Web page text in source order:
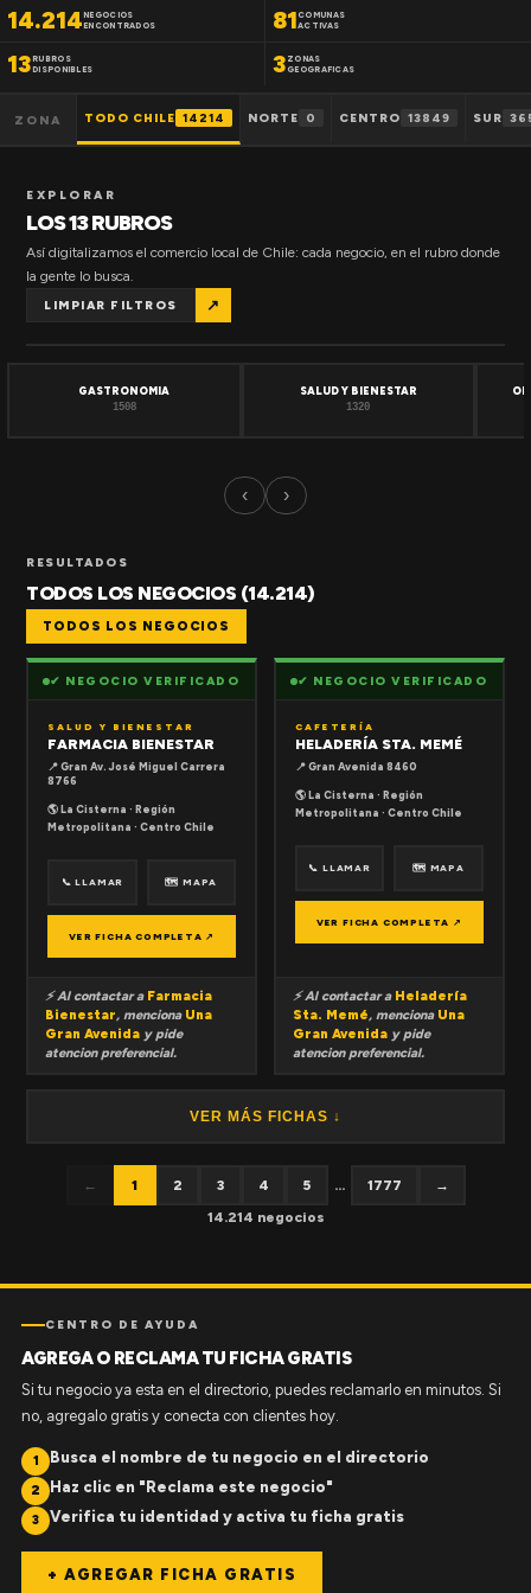
14.214NEGOCIOS
ENCONTRADOS
81 COMUNAS
ACTIVAS
13RUBROS
DISPONIBLES
3 ZONAS
GEOGRAFICAS
ZONA TODO CHILE 14214 NORTE 0 CENTRO 13849 SUR
EXPLORAR
LOS 13 RUBROS
Así digitalizamos el comercio local de Chile: cada negocio, en el rubro donde
la gente lo busca.
LIMPIAR FILTROS ↗
GASTRONOMIA
1508
SALUD Y BIENESTAR
1320
‹ ›
RESULTADOS
TODOS LOS NEGOCIOS (14.214)
TODOS LOS NEGOCIOS
✔ NEGOCIO VERIFICADO
SALUD Y BIENESTAR
FARMACIA BIENESTAR
📍 Gran Av. José Miguel Carrera
8766
🌎 La Cisterna · Región
Metropolitana · Centro Chile
📞 LLAMAR 🗺 MAPA
VER FICHA COMPLETA ↗
⚡ Al contactar a Farmacia
Bienestar, menciona Una
Gran Avenida y pide
atencion preferencial.
✔ NEGOCIO VERIFICADO
CAFETERÍA
HELADERÍA STA. MEMÉ
📍 Gran Avenida 8460
🌎 La Cisterna · Región
Metropolitana · Centro Chile
📞 LLAMAR 🗺 MAPA
VER FICHA COMPLETA ↗
⚡ Al contactar a Heladería
Sta. Memé, menciona Una
Gran Avenida y pide
atencion preferencial.
VER MÁS FICHAS ↓
← 1 2 3 4 5 ... 1777
→
14.214 negocios
CENTRO DE AYUDA
AGREGA O RECLAMA TU FICHA GRATIS
Si tu negocio ya esta en el directorio, puedes reclamarlo en minutos. Si
no, agregalo gratis y conecta con clientes hoy.
1 Busca el nombre de tu negocio en el directorio
2 Haz clic en "Reclama este negocio"
3 Verifica tu identidad y activa tu ficha gratis
+ AGREGAR FICHA GRATIS